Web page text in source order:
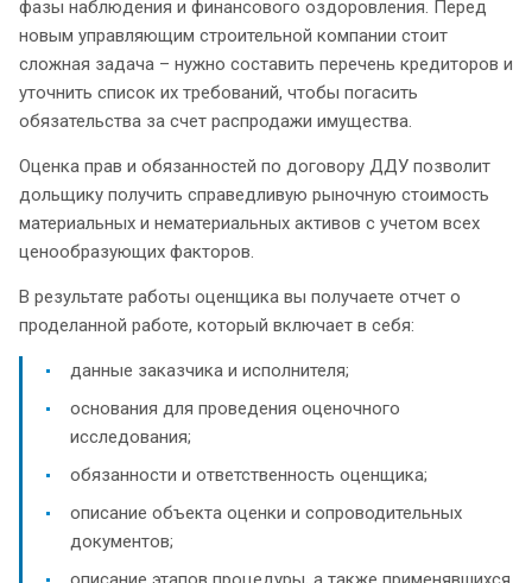
фазы наблюдения и финансового оздоровления. Перед
новым управляющим строительной компании стоит
сложная задача – нужно составить перечень кредиторов и
уточнить список их требований, чтобы погасить
обязательства за счет распродажи имущества.
Оценка прав и обязанностей по договору ДДУ позволит
дольщику получить справедливую рыночную стоимость
материальных и нематериальных активов с учетом всех
ценообразующих факторов.
В результате работы оценщика вы получаете отчет о
проделанной работе, который включает в себя:
данные заказчика и исполнителя;
основания для проведения оценочного
исследования;
обязанности и ответственность оценщика;
описание объекта оценки и сопроводительных
документов;